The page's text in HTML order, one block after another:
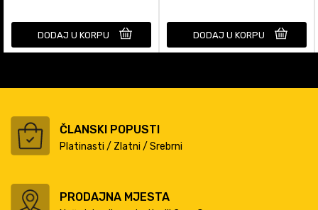
DODAJ U KORPU DODAJ U KORPU
ČLANSKI POPUSTI
Platinasti / Zlatni / Srebrni
PRODAJNA MJESTA